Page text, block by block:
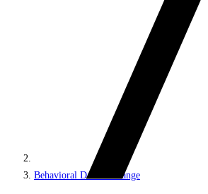
Behavioral Data Exchange